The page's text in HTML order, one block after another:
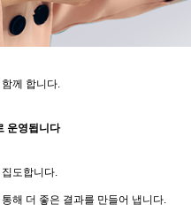
께 합니다.
운영됩니다
도합니다.
해 더 좋은 결과를 만들어 냅니다.